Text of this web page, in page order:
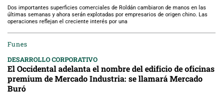
Dos importantes superficies comerciales de Roldán cambiaron de manos en las
últimas semanas y ahora serán explotadas por empresarios de origen chino. Las
operaciones reflejan el creciente interés por una
Funes
DESARROLLO CORPORATIVO
El Occidental adelanta el nombre del edificio de oficinas
premium de Mercado Industria: se llamará Mercado
Buró